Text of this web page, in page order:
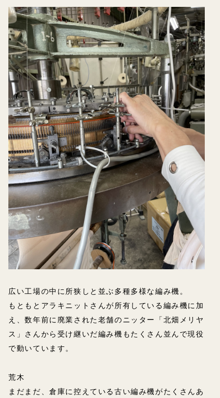
広い工場の中に所狭しと並ぶ多種多様な編み機。
もともとアラキニットさんが所有している編み機に加
え、数年前に廃業された老舗のニッター「北畑メリヤ
ス」さんから受け継いだ編み機もたくさん並んで現役
で動いています。
荒木
まだまだ、倉庫に控えている古い編み機がたくさんあ